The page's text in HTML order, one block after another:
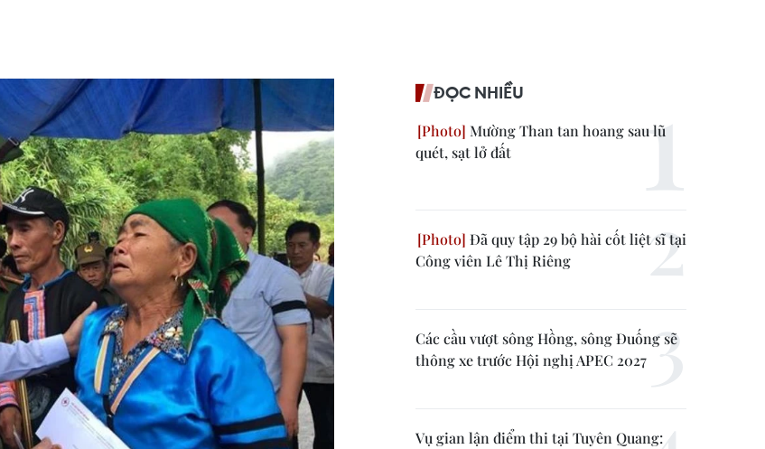
ĐỌC NHIỀU
Mường Than tan hoang sau lũ
quét, sạt lở đất
Đã quy tập 29 bộ hài cốt liệt sĩ tại
Công viên Lê Thị Riêng
Các cầu vượt sông Hồng, sông Đuống sẽ
thông xe trước Hội nghị APEC 2027
Vụ gian lận điểm thi tại Tuyên Quang: